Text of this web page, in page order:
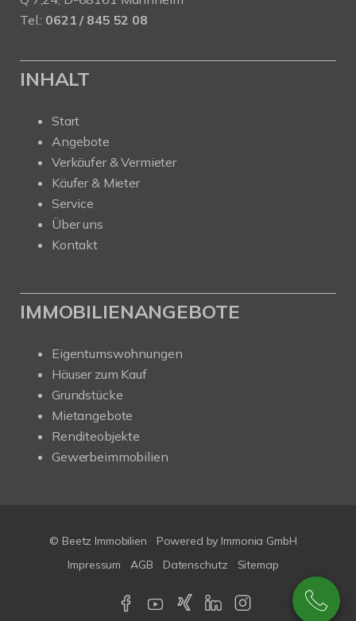
Tel.: 0621 / 845 52 08
INHALT
Start
Angebote
Verkäufer & Vermieter
Käufer & Mieter
Service
Über uns
Kontakt
IMMOBILIENANGEBOTE
Eigentumswohnungen
Häuser zum Kauf
Grundstücke
Mietangebote
Renditeobjekte
Gewerbeimmobilien
© Beetz Immobilien Powered by Immonia GmbH
Impressum
AGB Datenschutz Sitemap